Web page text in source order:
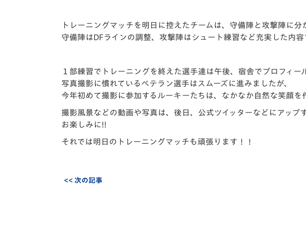
場）
平和祈念活動
ホームタウン活動
トレーニングマッチを明日に控えたチームは、守備陣と攻撃陣に分
守備陣はDFラインの調整、攻撃陣はシュート練習など充実した内
１部練習でトレーニングを終えた選手達は午後、宿舎でプロフィー
写真撮影に慣れているベテラン選手はスムーズに進みましたが、
今年初めて撮影に参加するルーキーたちは、なかなか自然な笑顔を
撮影風景などの動画や写真は、後日、公式ツイッターなどにアップ
お楽しみに!!
それでは明日のトレーニングマッチも頑張ります！！
<< 次の記事